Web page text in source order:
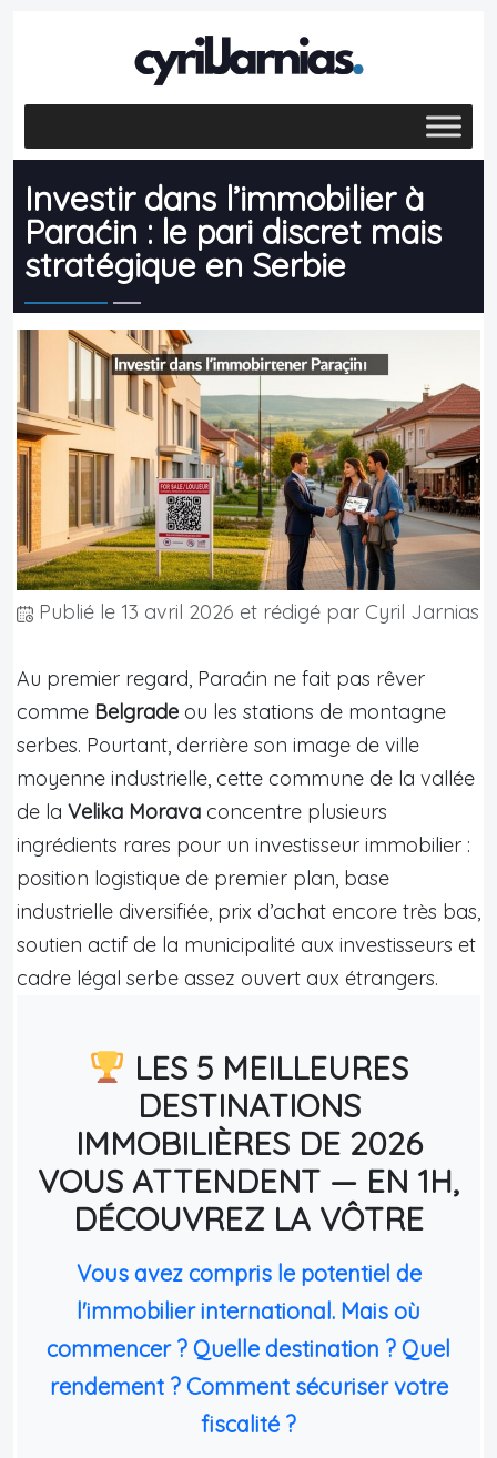
Investir dans l’immobilier à
Paraćin : le pari discret mais
stratégique en Serbie
Publié le 13 avril 2026 et rédigé par Cyril Jarnias
Au premier regard, Paraćin ne fait pas rêver
comme Belgrade ou les stations de montagne
serbes. Pourtant, derrière son image de ville
moyenne industrielle, cette commune de la vallée
de la Velika Morava concentre plusieurs
ingrédients rares pour un investisseur immobilier :
position logistique de premier plan, base
industrielle diversifiée, prix d’achat encore très bas,
soutien actif de la municipalité aux investisseurs et
cadre légal serbe assez ouvert aux étrangers.
LES 5 MEILLEURES
DESTINATIONS
IMMOBILIÈRES DE 2026
VOUS ATTENDENT — EN 1H,
DÉCOUVREZ LA VÔTRE
Vous avez compris le potentiel de
l'immobilier international. Mais où
commencer ? Quelle destination ? Quel
rendement ? Comment sécuriser votre
fiscalité ?